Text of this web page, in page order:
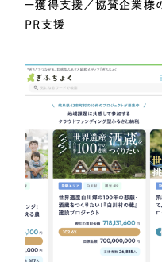
ー獲得支援／協賛企業様
PR支援